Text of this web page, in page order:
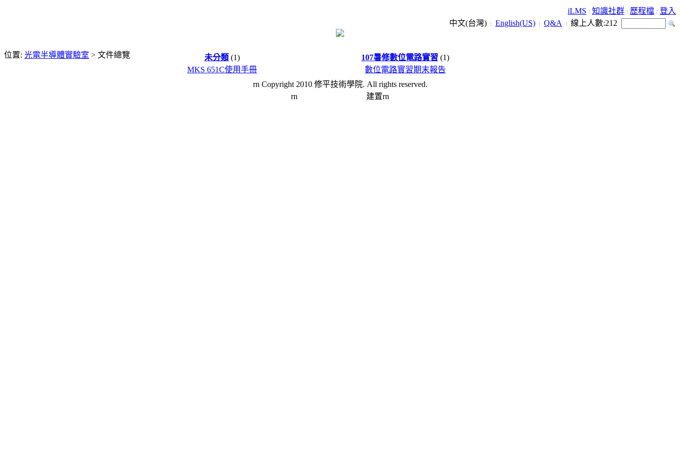
iLMS 知識社群 歷程檔
登入
中文(台灣)
English(US) Q&A 線上人數:212
位置: 光電半導體實驗室 > 文件總覽 未分類 (1)
MKS 651C使用手冊
107暑修數位電路實習 (1)
數位電路實習期末報告
rn Copyright 2010 修平技術學院. All rights reserved.
rn
建置rn